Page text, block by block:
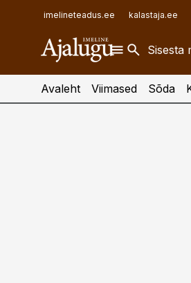
imelineteadus.ee kalastaja.ee
finantsuudised.ee
aritehnoloogia.ee
Avaleht Viimased Sõda